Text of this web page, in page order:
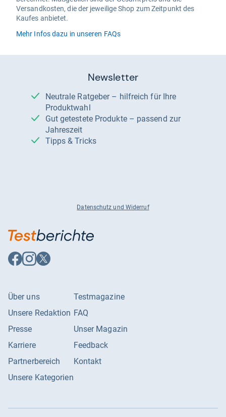
Versandkosten, die der jeweilige Shop zum Zeitpunkt des
Kaufes anbietet.
Mehr Infos dazu in unseren FAQs
Newsletter
Neutrale Ratgeber – hilfreich für Ihre
Produktwahl
Gut getestete Produkte – passend zur
Jahreszeit
Tipps & Tricks
Datenschutz und Widerruf
Auf
Facebook
Auf
Instagram
Auf
X
Über uns
Unsere Redaktion
Presse
Karriere
Partnerbereich
Unsere Kategorien
Testmagazine
FAQ
Unser Magazin
Feedback
Kontakt